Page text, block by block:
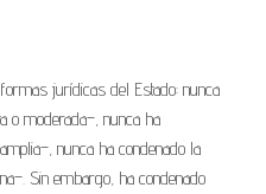
jurídicas del Estado: nunca
o moderada–, nunca ha
nunca ha condenado la
Sin embargo, ha condenado